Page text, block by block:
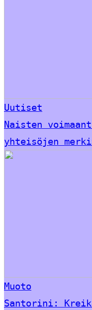
Uutiset
Naisten
yhteisöjen
Muoto
Santorini: